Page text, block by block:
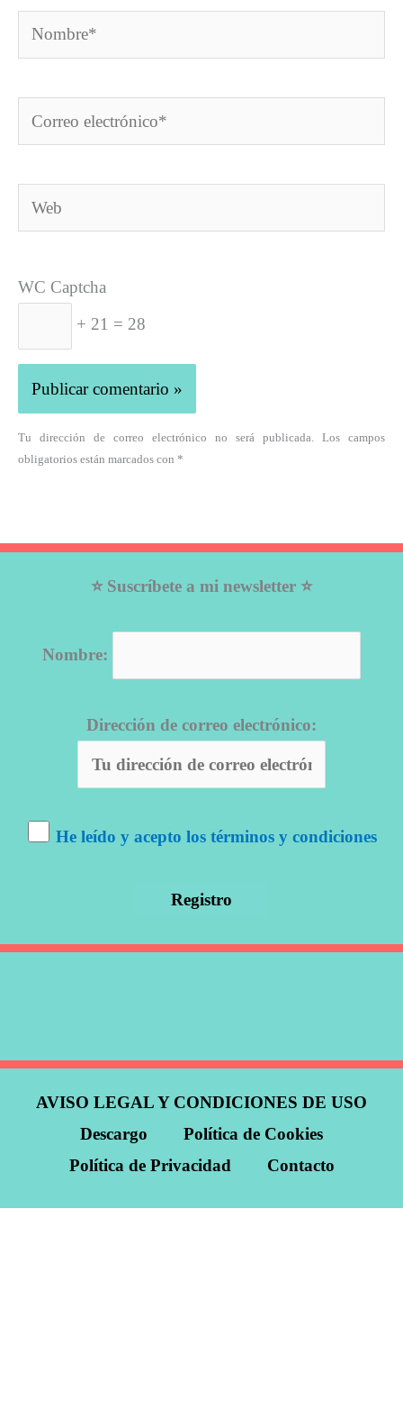
Nombre*
Correo
electrónico*
Web
WC Captcha
+ 21 = 28
Tu dirección de correo electrónico no será publicada. Los campos
obligatorios están marcados con *
⭐ Suscríbete a mi newsletter ⭐
Nombre:
Dirección de correo electrónico:
He leído y acepto los términos y condiciones
AVISO LEGAL Y CONDICIONES DE USO
Descargo
Política de Cookies
Política de Privacidad
Contacto